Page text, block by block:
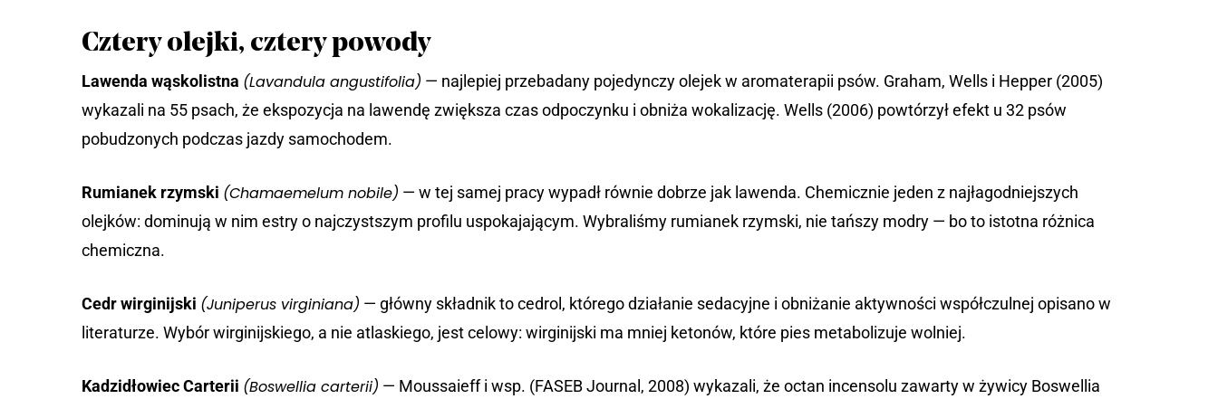
Cztery olejki, cztery powody
Lawenda wąskolistna (Lavandula angustifolia) — najlepiej przebadany pojedynczy olejek w aromaterapii psów. Graham, Wells i Hepper (2005)
wykazali na 55 psach, że ekspozycja na lawendę zwiększa czas odpoczynku i obniża wokalizację. Wells (2006) powtórzył efekt u 32 psów
pobudzonych podczas jazdy samochodem.
Rumianek rzymski (Chamaemelum nobile) — w tej samej pracy wypadł równie dobrze jak lawenda. Chemicznie jeden z najłagodniejszych
olejków: dominują w nim estry o najczystszym profilu uspokajającym. Wybraliśmy rumianek rzymski, nie tańszy modry — bo to istotna różnica
chemiczna.
Cedr wirginijski (Juniperus virginiana) — główny składnik to cedrol, którego działanie sedacyjne i obniżanie aktywności współczulnej opisano w
literaturze. Wybór wirginijskiego, a nie atlaskiego, jest celowy: wirginijski ma mniej ketonów, które pies metabolizuje wolniej.
Kadzidłowiec Carterii (Boswellia carterii) — Moussaieff i wsp. (FASEB Journal, 2008) wykazali, że octan incensolu zawarty w żywicy Boswellia